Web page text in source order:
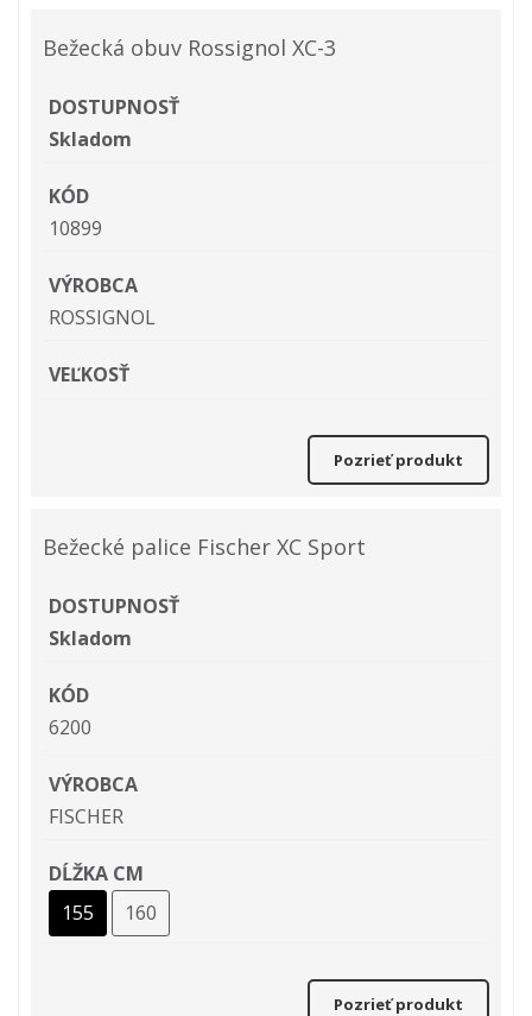
Bežecká obuv Rossignol XC-3
DOSTUPNOSŤ
Skladom
KÓD
10899
VÝROBCA
ROSSIGNOL
VEĽKOSŤ
Pozrieť produkt
Bežecké palice Fischer XC Sport
DOSTUPNOSŤ
Skladom
KÓD
6200
VÝROBCA
FISCHER
DĹŽKA CM
155
160
Pozrieť produkt